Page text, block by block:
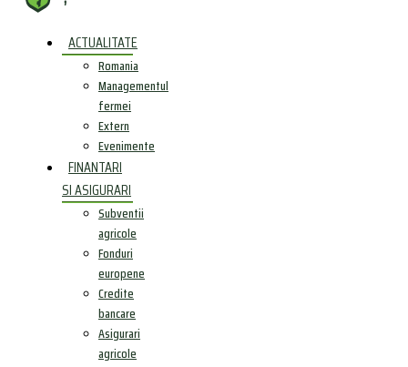
ACTUALITATE
Romania
Managementul
fermei
Extern
Evenimente
FINANTARI
SI ASIGURARI
Subventii
agricole
Fonduri
europene
Credite
bancare
Asigurari
agricole